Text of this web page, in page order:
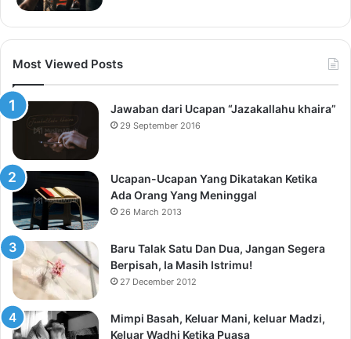
Most Viewed Posts
Jawaban dari Ucapan “Jazakallahu khaira”
29 September 2016
Ucapan-Ucapan Yang Dikatakan Ketika
Ada Orang Yang Meninggal
26 March 2013
Baru Talak Satu Dan Dua, Jangan Segera
Berpisah, Ia Masih Istrimu!
27 December 2012
Mimpi Basah, Keluar Mani, keluar Madzi,
Keluar Wadhi Ketika Puasa